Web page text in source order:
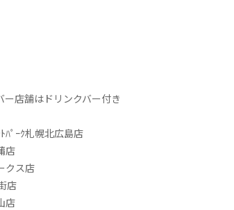
店舗はドリンクバー付き
ﾊﾟｰｸ札幌北広島店
店
クス店
店
店